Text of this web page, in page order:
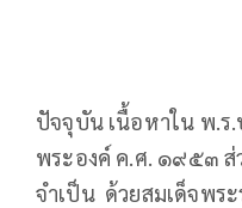
ปัจจุบัน เนื้อหาใน พ.ร.
พระองค์ ค.ศ. ๑๙๕๓
จำเป็น ด้วยสมเด็จพร